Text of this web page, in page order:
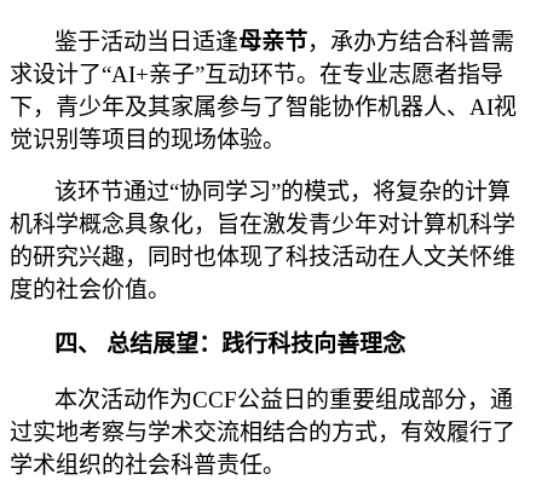
鉴于活动当日适逢母亲节，承办方结合科普需
求设计了“AI+亲子”互动环节。在专业志愿者指导
下，青少年及其家属参与了智能协作机器人、AI视
觉识别等项目的现场体验。
该环节通过“协同学习”的模式，将复杂的计算
机科学概念具象化，旨在激发青少年对计算机科学
的研究兴趣，同时也体现了科技活动在人文关怀维
度的社会价值。
四、 总结展望：践行科技向善理念
本次活动作为CCF公益日的重要组成部分，通
过实地考察与学术交流相结合的方式，有效履行了
学术组织的社会科普责任。